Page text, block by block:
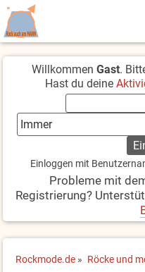
Willkommen Gast.
Hast du deine
Einloggen mit
Probleme mit
Registrierung?
Rockmode.de » Röcke und